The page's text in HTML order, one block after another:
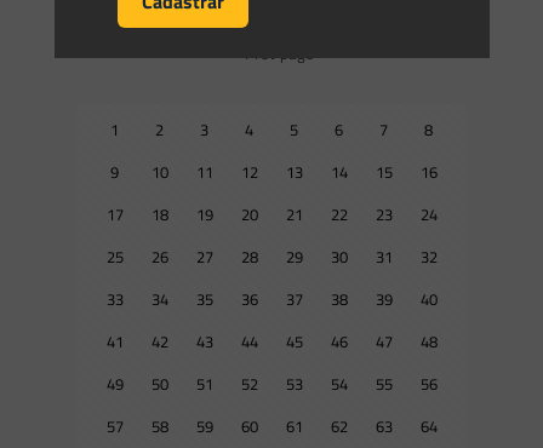
Prev page
1 2 3 4 5 6 7
8
9
10 11 12 13 14 15
16
17
18 19 20 21 22 23
24
25
26 27 28 29 30 31
32
33
34 35 36 37 38 39
40
41
42 43 44 45 46 47
48
49
50 51 52 53 54 55
56
57
58 59 60 61 62 63
64